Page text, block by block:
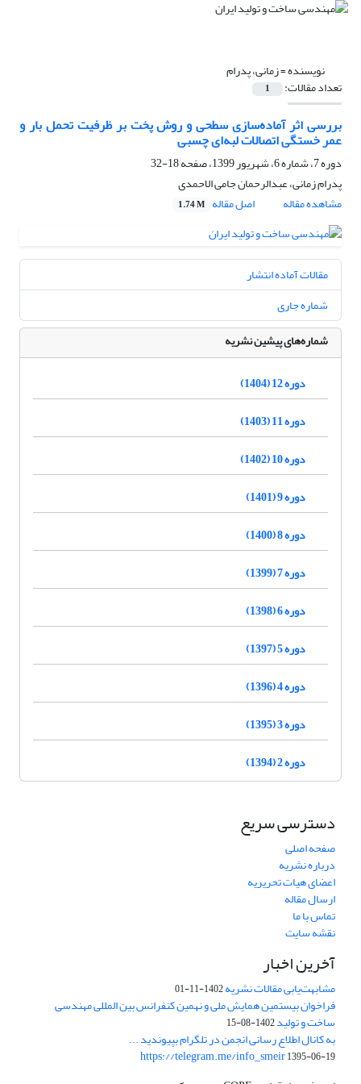
نویسنده =زمانی، پدرام
تعداد مقالات: 1
بررسی اثر آماده‌سازی سطحی و روش پخت بر ظرفیت تحمل بار و
عمر خستگی اتصالات لبه‌ای چسبی
دوره 7، شماره 6، شهریور 1399، صفحه
18-32
پدرام زمانی، عبدالرحمان جامی الاحمدی
مشاهده مقاله
اصل مقاله 1.74 M
مقالات آماده انتشار
شماره جاری
شماره‌های پیشین نشریه
دوره 12 (1404)
دوره 11 (1403)
دوره 10 (1402)
دوره 9 (1401)
دوره 8 (1400)
دوره 7 (1399)
دوره 6 (1398)
دوره 5 (1397)
دوره 4 (1396)
دوره 3 (1395)
دوره 2 (1394)
دسترسی سریع
صفحه اصلی
درباره نشریه
اعضای هیات تحریریه
ارسال مقاله
تماس با ما
نقشه سایت
آخرین اخبار
مشابهت‌یابی مقالات نشریه1402-11-01
فراخوان بیستمین همایش ملی و نهمین کنفرانس بین المللی مهندسی
ساخت و تولید1402-08-15
به کانال اطلاع رسانی انجمن در تلگرام بپیوندید ...
https://telegram.me/info_smeir1395-06-19